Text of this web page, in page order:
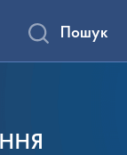
Пошук